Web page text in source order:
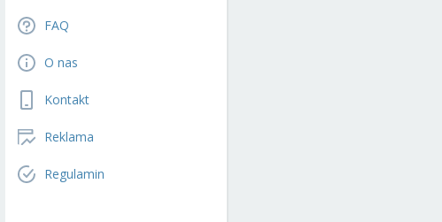
FAQ
O nas
Kontakt
Reklama
Regulamin